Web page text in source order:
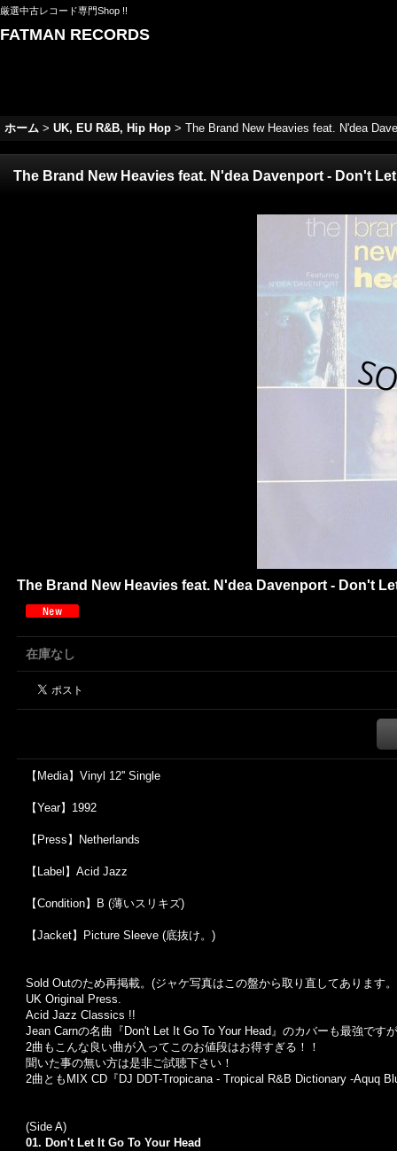
厳選中古レコード専門Shop !!
FATMAN RECORDS
ホーム > UK, EU R&B, Hip Hop > The Brand New Heavies feat. N'dea
The Brand New Heavies feat. N'dea Davenport - Don't
The Brand New Heavies feat. N'dea Davenport - Don't
在庫なし
【Media】Vinyl 12'' Single
【Year】1992
【Press】Netherlands
【Label】Acid Jazz
【Condition】B (薄いスリキズ)
【Jacket】Picture Sleeve (底抜け。)
Sold Outのため再掲載。(ジャケ写真はこの盤から取り直してあります
UK Original Press.
Acid Jazz Classics !!
Jean Carnの名曲『Don't Let It Go To Your Head』のカバーも最強で
2曲もこんな良い曲が入ってこのお値段はお得すぎる！！
聞いた事の無い方は是非ご試聴下さい！
2曲ともMIX CD『DJ DDT-Tropicana - Tropical R&B Dictionary -Aquq
(Side A)
01. Don't Let It Go To Your Head